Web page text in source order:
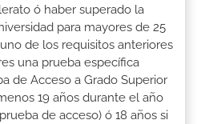
ó haber superado la
para mayores de 25
de los requisitos anteriores
una prueba específica
de Acceso a Grado Superior
19 años durante el año
de acceso) ó 18 años si